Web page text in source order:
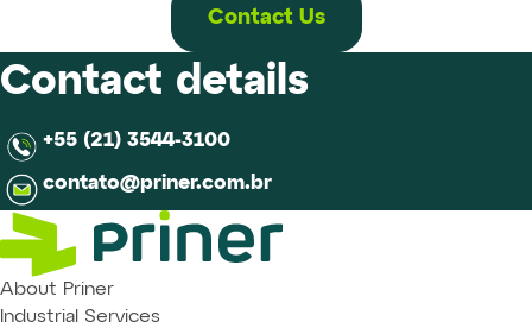
Contact Us
Contact details
+55 (21) 3544-3100
contato@priner.com.br
About Priner
Industrial Services